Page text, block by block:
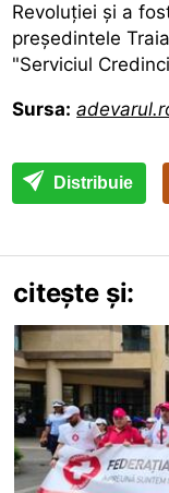
Revoluţiei și a
președintele
"Serviciul
Sursa:
Distribuie
citește și: